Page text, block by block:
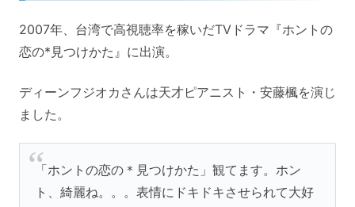
2007年、台湾で高視聴率を稼いだTVドラマ『ホントの
恋の*見つけかた』に出演。
ディーンフジオカさんは天才ピアニスト・安藤楓を演じ
ました。
「ホントの恋の＊見つけかた」観てます。ホン
ト、綺麗ね。。。表情にドキドキさせられて大好